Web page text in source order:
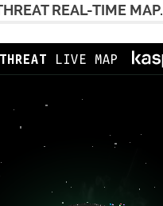
REAL-TIME MAP.